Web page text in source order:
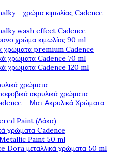
- χρώμα κιμωλίας Cadence
wash effect Cadence -
χρώμα κιμωλίας 90 ml
χρώματα premium Cadence
χρώματα Cadence 70 ml
χρώματα Cadence 120 ml
χρώματα
ακρυλικά χρώματα
– Ματ Ακρυλικά Χρώματα
Paint (Λάκα)
χρώματα Cadence
Paint 50 ml
Dora μεταλλικά χρώματα 50 ml